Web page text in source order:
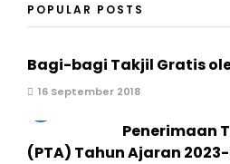
POPULAR POSTS
Bagi-bagi Takjil Gratis
16 September 2018
Penerimaan
(PTA) Tahun Ajaran